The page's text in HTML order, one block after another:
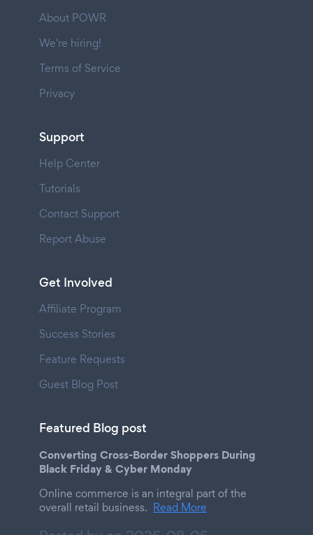
About POWR
We're hiring!
Terms of Service
Privacy
Support
Help Center
Tutorials
Contact Support
Report Abuse
Get Involved
Affiliate Program
Success Stories
Feature Requests
Guest Blog Post
Featured Blog post
Converting Cross-Border Shoppers During
Black Friday & Cyber Monday
Online commerce is an integral part of the
overall retail business. Read More